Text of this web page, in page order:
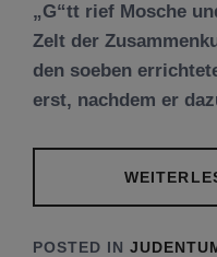
„G“tt rief Mosche
Zelt der
den soeben
erst, nachdem er
POSTED IN